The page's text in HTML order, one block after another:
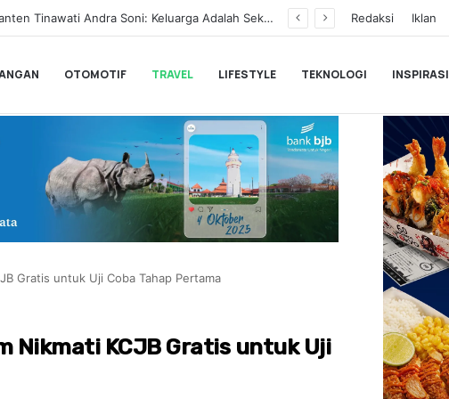
BLACKPINK Gelar Meet & Greet Spesial Rayakan Anniversary ke-10, Ini Syarat dan Jadwalnya Redaksi Iklan
OTOMOTIF TRAVEL LIFESTYLE TEKNOLOGI INSPIRASI
Gratis untuk Uji Coba Tahap Pertama
Nikmati KCJB Gratis untuk Uji